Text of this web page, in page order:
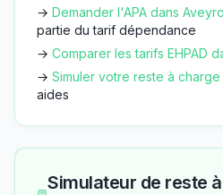
→ Demander l'APA dans
partie du tarif dépendance
→ Comparer les tarifs EHPAD
→ Simuler votre reste à charge
aides
Simulateur de reste